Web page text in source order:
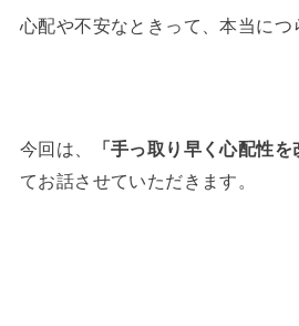
心配や不安なときって、本当につ
今回は、 「手っ取り早く心配性を
てお話させていただきます。